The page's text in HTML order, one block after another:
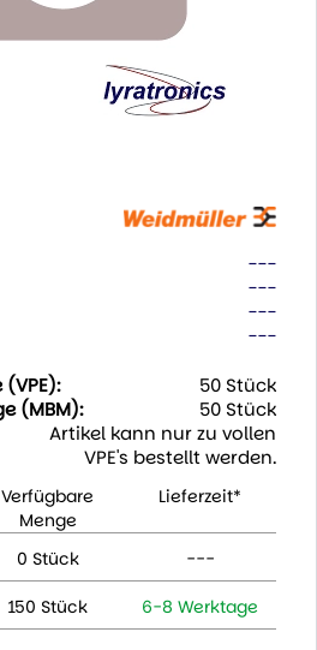
---
---
---
---
50 Stück
(MBM):
50 Stück
Artikel kann nur zu vollen
VPE's bestellt werden.
Verfügbare
Menge
Lieferzeit*
0 Stück ---
150 Stück 6-8 Werktage